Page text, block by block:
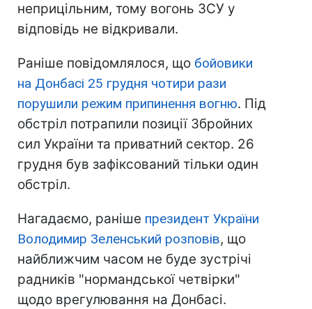
неприцільним, тому вогонь ЗСУ у
відповідь не відкривали.
Раніше повідомлялося, що бойовики
на Донбасі 25 грудня чотири рази
порушили режим припинення вогню. Під
обстріл потрапили позиції Збройних
сил України та приватний сектор. 26
грудня був зафіксований тільки один
обстріл.
Нагадаємо, раніше президент України
Володимир Зеленський розповів, що
найближчим часом не буде зустрічі
радників "нормандської четвірки"
щодо врегулювання на Донбасі.